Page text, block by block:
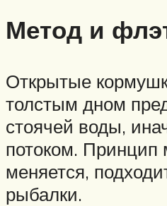
Метод и
Открытые
толстым дном
стоячей воды,
потоком. Принцип
меняется,
рыбалки.